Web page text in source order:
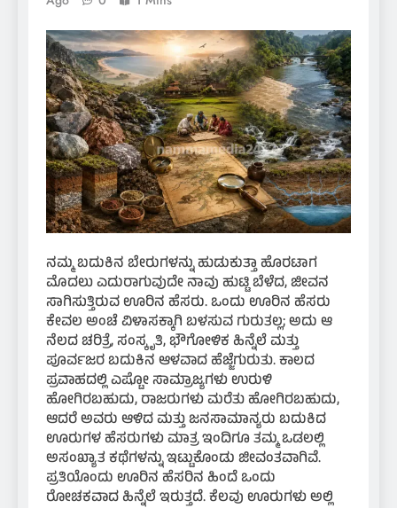
ನಮ್ಮ ಬದುಕಿನ ಬೇರುಗಳನ್ನು ಹುಡುಕುತ್ತಾ ಹೊರಟಾಗ
ಮೊದಲು ಎದುರಾಗುವುದೇ ನಾವು ಹುಟ್ಟಿ ಬೆಳೆದ, ಜೀವನ
ಸಾಗಿಸುತ್ತಿರುವ ಊರಿನ ಹೆಸರು. ಒಂದು ಊರಿನ ಹೆಸರು
ಕೇವಲ ಅಂಚೆ ವಿಳಾಸಕ್ಕಾಗಿ ಬಳಸುವ ಗುರುತಲ್ಲ; ಅದು ಆ
ನೆಲದ ಚರಿತ್ರೆ, ಸಂಸ್ಕೃತಿ, ಭೌಗೋಳಿಕ ಹಿನ್ನೆಲೆ ಮತ್ತು
ಪೂರ್ವಜರ ಬದುಕಿನ ಆಳವಾದ ಹೆಜ್ಜೆಗುರುತು. ಕಾಲದ
ಪ್ರವಾಹದಲ್ಲಿ ಎಷ್ಟೋ ಸಾಮ್ರಾಜ್ಯಗಳು ಉರುಳಿ
ಹೋಗಿರಬಹುದು, ರಾಜರುಗಳು ಮರೆತು ಹೋಗಿರಬಹುದು,
ಆದರೆ ಅವರು ಆಳಿದ ಮತ್ತು ಜನಸಾಮಾನ್ಯರು ಬದುಕಿದ
ಊರುಗಳ ಹೆಸರುಗಳು ಮಾತ್ರ ಇಂದಿಗೂ ತಮ್ಮ ಒಡಲಲ್ಲಿ
ಅಸಂಖ್ಯಾತ ಕಥೆಗಳನ್ನು ಇಟ್ಟುಕೊಂಡು ಜೀವಂತವಾಗಿವೆ.
ಪ್ರತಿಯೊಂದು ಊರಿನ ಹೆಸರಿನ ಹಿಂದೆ ಒಂದು
ರೋಚಕವಾದ ಹಿನ್ನೆಲೆ ಇರುತ್ತದೆ. ಕೆಲವು ಊರುಗಳು ಅಲ್ಲಿ